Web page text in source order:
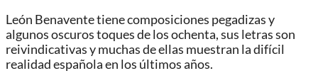
León Benavente tiene composiciones pegadizas y
algunos oscuros toques de los ochenta, sus letras son
reivindicativas y muchas de ellas muestran la difícil
realidad española en los últimos años.